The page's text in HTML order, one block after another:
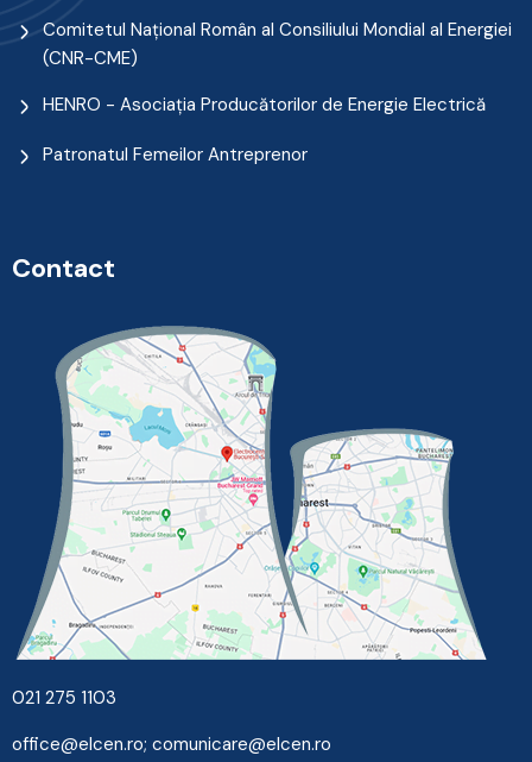
Comitetul Naţional Român al Consiliului Mondial al Energiei
(CNR-CME)
HENRO - Asociația Producătorilor de Energie Electrică
Patronatul Femeilor Antreprenor
Contact
021 275 1103
office@elcen.ro; comunicare@elcen.ro